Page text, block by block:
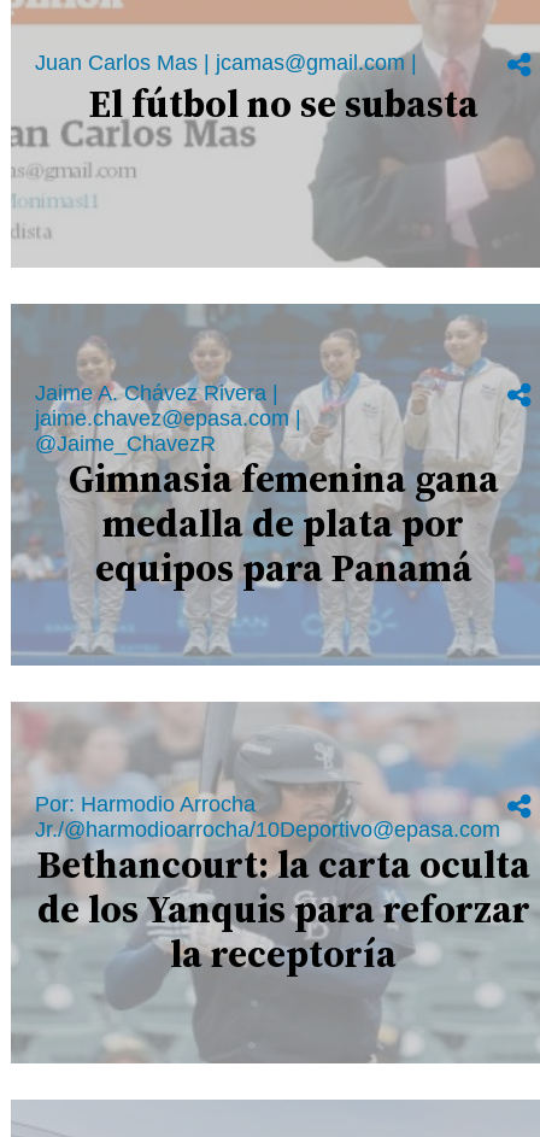
Juan Carlos Mas | jcamas@gmail.com |
El fútbol no se subasta
Jaime A. Chávez Rivera |
jaime.chavez@epasa.com |
@Jaime_ChavezR
Gimnasia femenina gana
medalla de plata por
equipos para Panamá
Por: Harmodio Arrocha
Jr./@harmodioarrocha/10Deportivo@epasa.com
Bethancourt: la carta oculta
de los Yanquis para reforzar
la receptoría